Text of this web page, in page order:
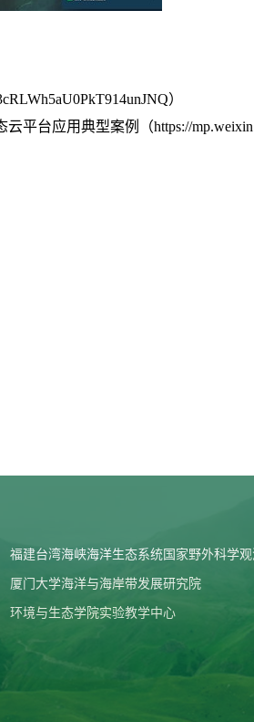
）
平台应用典型案例（https://
福建台湾海峡海洋生态系统国家野外科学
厦门大学海洋与海岸带发展研究院
环境与生态学院实验教学中心